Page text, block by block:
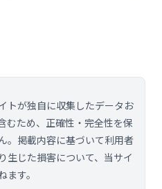
トが独自に収集したデータお
むため、正確性・完全性を保
。掲載内容に基づいて利用者
生じた損害について、当サイ
す。